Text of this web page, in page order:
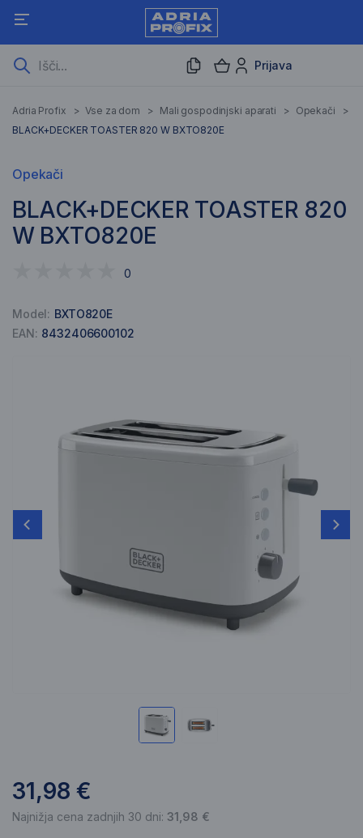
Prijava
Adria Profix > Vse za dom > Mali gospodinjski aparati > Opekači
>
BLACK+DECKER TOASTER 820 W BXTO820E
Opekači
BLACK+DECKER TOASTER 820
W BXTO820E
0
Model: BXTO820E
EAN: 8432406600102
31,98 €
Najnižja cena zadnjih 30 dni: 31,98 €